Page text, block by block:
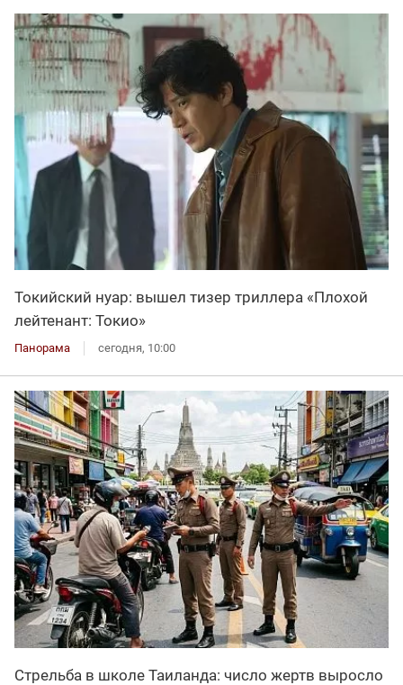
Токийский нуар: вышел тизер триллера «Плохой
лейтенант: Токио»
Панорама сегодня, 10:00
Стрельба в школе Таиланда: число жертв выросло